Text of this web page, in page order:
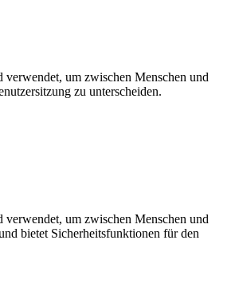
verwendet, um zwischen Menschen und
zu unterscheiden.
verwendet, um zwischen Menschen und
bietet Sicherheitsfunktionen für den